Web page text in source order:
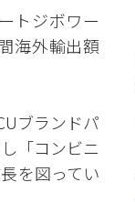
トジボワー
海外輸出額
ブランドパ
「コンビニ
を図ってい